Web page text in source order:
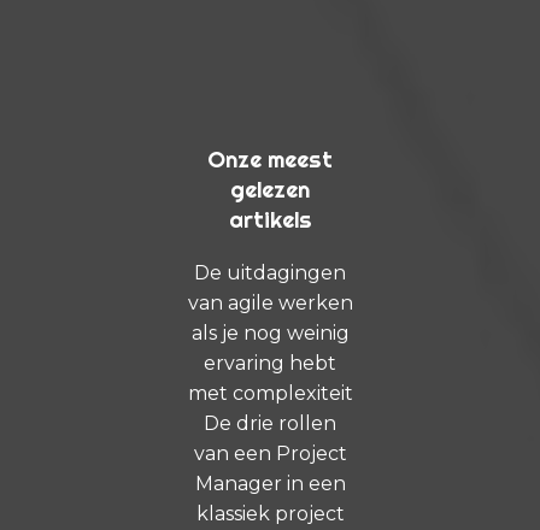
Onze meest
gelezen
artikels
De uitdagingen
van agile werken
als je nog weinig
ervaring hebt
met complexiteit
De drie rollen
van een Project
Manager in een
klassiek project